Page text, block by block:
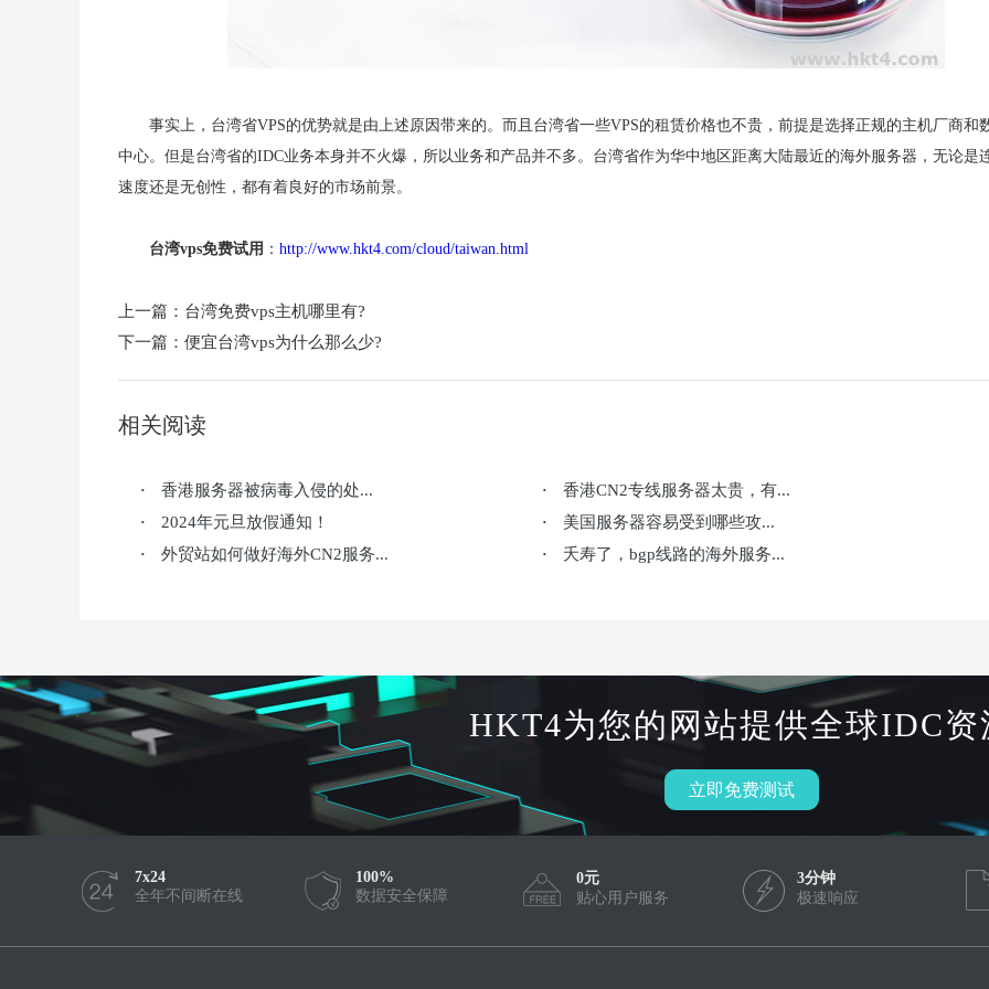
事实上，台湾省VPS的优势就是由上述原因带来的。而且台湾省一些VPS的租赁价格也不贵，前提是选择正规的主机厂商和
中心。但是台湾省的IDC业务本身并不火爆，所以业务和产品并不多。台湾省作为华中地区距离大陆最近的海外服务器，无论是
速度还是无创性，都有着良好的市场前景。
台湾vps免费试用 ： http://www.hkt4.com/cloud/taiwan.html
上一篇： 台湾免费vps主机哪里有?
下一篇： 便宜台湾vps为什么那么少?
相关阅读
· 香港服务器被病毒入侵的处... · 香港CN2专线服务器太贵，有...
· 2024年元旦放假通知！ · 美国服务器容易受到哪些攻...
· 外贸站如何做好海外CN2服务... · 夭寿了，bgp线路的海外服务...
HKT4为您的网站提供全球IDC资
立即免费测试
7x24
全年不间断在线
100%
数据安全保障
0元
贴心用户服务
3分钟
极速响应